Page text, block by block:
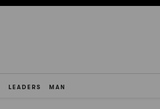
LEADERS MAN